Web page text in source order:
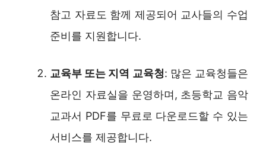
참고 자료도 함께 제공되어 교사들의 수업
준비를 지원합니다.
교육부 또는 지역 교육청: 많은 교육청들은
온라인 자료실을 운영하며, 초등학교 음악
교과서 PDF를 무료로 다운로드할 수 있는
서비스를 제공합니다.